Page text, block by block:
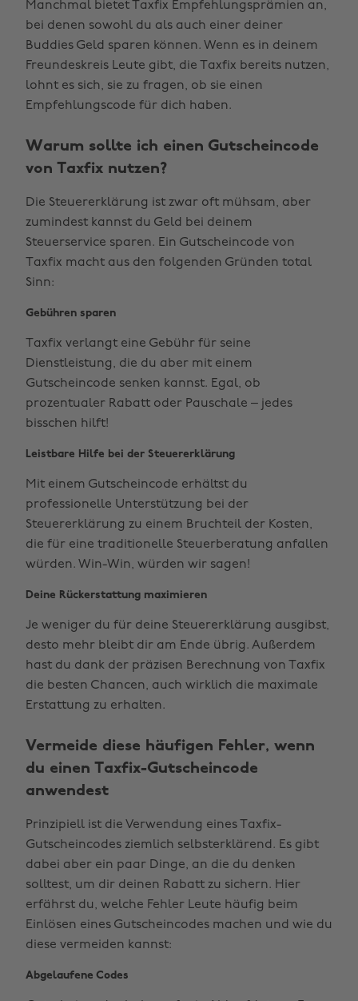
Manchmal bietet Taxfix Empfehlungsprämien an,
bei denen sowohl du als auch einer deiner
Buddies Geld sparen können. Wenn es in deinem
Freundeskreis Leute gibt, die Taxfix bereits nutzen,
lohnt es sich, sie zu fragen, ob sie einen
Empfehlungscode für dich haben.
Warum sollte ich einen Gutscheincode
von Taxfix nutzen?
Die Steuererklärung ist zwar oft mühsam, aber
zumindest kannst du Geld bei deinem
Steuerservice sparen. Ein Gutscheincode von
Taxfix macht aus den folgenden Gründen total
Sinn:
Gebühren sparen
Taxfix verlangt eine Gebühr für seine
Dienstleistung, die du aber mit einem
Gutscheincode senken kannst. Egal, ob
prozentualer Rabatt oder Pauschale – jedes
bisschen hilft!
Leistbare Hilfe bei der Steuererklärung
Mit einem Gutscheincode erhältst du
professionelle Unterstützung bei der
Steuererklärung zu einem Bruchteil der Kosten,
die für eine traditionelle Steuerberatung anfallen
würden. Win-Win, würden wir sagen!
Deine Rückerstattung maximieren
Je weniger du für deine Steuererklärung ausgibst,
desto mehr bleibt dir am Ende übrig. Außerdem
hast du dank der präzisen Berechnung von Taxfix
die besten Chancen, auch wirklich die maximale
Erstattung zu erhalten.
Vermeide diese häufigen Fehler, wenn
du einen Taxfix-Gutscheincode
anwendest
Prinzipiell ist die Verwendung eines Taxfix-
Gutscheincodes ziemlich selbsterklärend. Es gibt
dabei aber ein paar Dinge, an die du denken
solltest, um dir deinen Rabatt zu sichern. Hier
erfährst du, welche Fehler Leute häufig beim
Einlösen eines Gutscheincodes machen und wie du
diese vermeiden kannst:
Abgelaufene Codes